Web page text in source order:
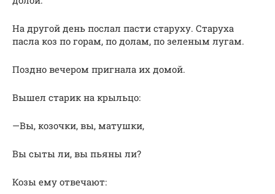
На другой день послал пасти старуху. Старуха
пасла коз по горам, по долам, по зеленым лугам.
Поздно вечером пригнала их домой.
Вышел старик на крыльцо:
—Вы, козочки, вы, матушки,
Вы сыты ли, вы пьяны ли?
Козы ему отвечают: